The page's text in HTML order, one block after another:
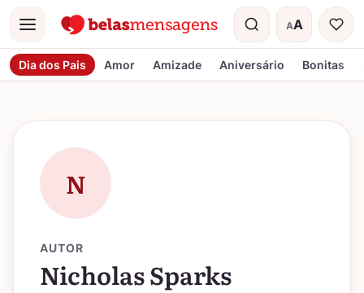
Menu AA
Tamanho do
Dia dos Pais Amor Amizade Aniversário Bonitas
N
AUTOR
Nicholas Sparks